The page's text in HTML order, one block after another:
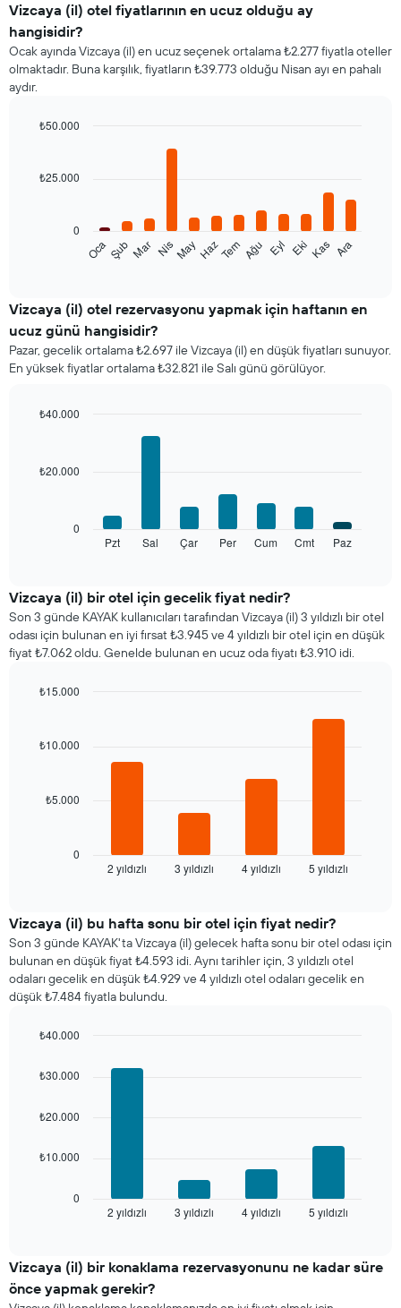
Vizcaya (il) otel fiyatlarının en ucuz olduğu ay
hangisidir?
Ocak ayında Vizcaya (il) en ucuz seçenek ortalama ₺2.277 fiyatla oteller
olmaktadır. Buna karşılık, fiyatların ₺39.773 olduğu Nisan ayı en pahalı
aydır.
with
Aşağıdaki
için
ortalama
oda
fiyatını
gösterir
ayları
gösteren
ekseni
gösteren
1
ekseni
içerir
OcaŞubMar NisMayHazTemAğu Eyl Eki Kas Ara
0
₺25.000
₺50.000
Vizcaya (il) otel rezervasyonu yapmak için haftanın en
ucuz günü hangisidir?
Pazar, gecelik ortalama ₺2.697 ile Vizcaya (il) en düşük fiyatları sunuyor.
En yüksek fiyatlar ortalama ₺32.821 ile Salı günü görülüyor.
Aşağıdaki
günü
için
ortalama
oda
fiyatını
Tablo
gösteren
ekseni
gösteren
1
Y
ekseni
içerir
Pzt Sal Çar Per Cum Cmt Paz
0
₺20.000
₺40.000
Vizcaya (il) bir otel için gecelik fiyat nedir?
Son 3 günde KAYAK kullanıcıları tarafından Vizcaya (il) 3 yıldızlı bir otel
odası için bulunan en iyi fırsat ₺3.945 ve 4 yıldızlı bir otel için en düşük
fiyat ₺7.062 oldu. Genelde bulunan en ucuz oda fiyatı ₺3.910 idi.
with
Aşağıdaki
odanın
bu
geceki
ortalama
fiyatını
yıldız
göre
olarak
Tablo
yıldızlara
otel
gösteren
içerir.
Tablo
son
2 yıldızlı 3 yıldızlı 4 yıldızlı 5 yıldızlı
0
₺5.000
₺10.000
₺15.000
Vizcaya (il) bu hafta sonu bir otel için fiyat nedir?
Son 3 günde KAYAK'ta Vizcaya (il) gelecek hafta sonu bir otel odası için
bulunan en düşük fiyat ₺4.593 idi. Aynı tarihler için, 3 yıldızlı otel
odaları gecelik en düşük ₺4.929 ve 4 yıldızlı otel odaları gecelik en
düşük ₺7.484 fiyatla bulundu.
with
bars.
tablo
odanın
bu
hafta
2 yıldızlı 3 yıldızlı 4 yıldızlı 5 yıldızlı
0
₺10.000
₺20.000
₺30.000
₺40.000
Vizcaya (il) bir konaklama rezervasyonunu ne kadar süre
önce yapmak gerekir?